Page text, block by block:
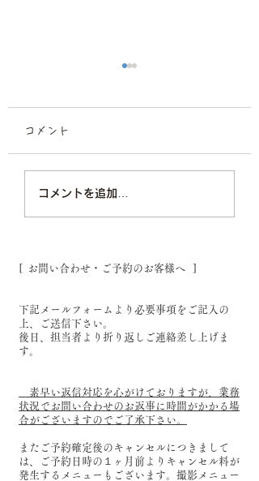
薬院ほっこり家族写真
マルスタジオ
コメント
コメントを追加…
[ お問い合わせ・ご予約のお客様へ ]
下記メールフォームより必要事項をご記入の
上、ご送信下さい。
後日、担当者より折り返しご連絡差し上げま
す。
素早い返信対応を心がけておりますが、業務
状況でお問い合わせのお返事に時間がかかる場
合がございますのでご了承下さい。
またご予約確定後のキャンセルにつきまして
は、ご予約日時の１ヶ月前よりキャンセル料が
発生するメニューもございます。撮影メニュー